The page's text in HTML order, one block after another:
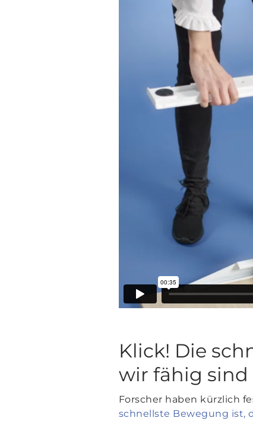
Klick! Die
wir fähig sind
Forscher haben kürzlich
schnellste Bewegung ist,